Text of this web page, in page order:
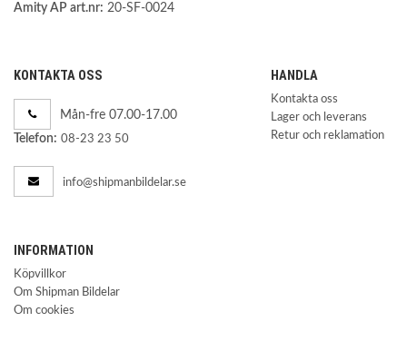
Amity AP art.nr: 20-SF-0024
KONTAKTA OSS
Mån-fre 07.00-17.00
Telefon: 08-23 23 50
info@shipmanbildelar.se
HANDLA
Kontakta oss
Lager och leverans
Retur och reklamation
INFORMATION
Köpvillkor
Om Shipman Bildelar
Om cookies